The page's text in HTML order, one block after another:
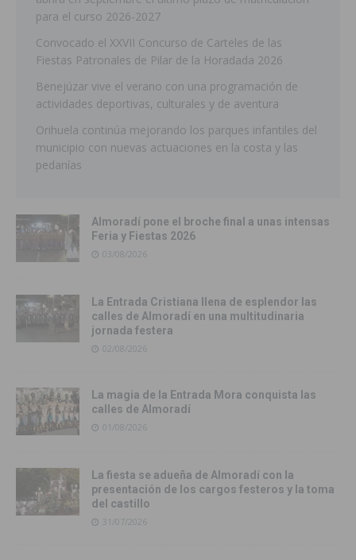
para el curso 2026-2027
Convocado el XXVII Concurso de Carteles de las
Fiestas Patronales de Pilar de la Horadada 2026
Benejúzar vive el verano con una programación de
actividades deportivas, culturales y de aventura
Orihuela continúa mejorando los parques infantiles del
municipio con nuevas actuaciones en la costa y las
pedanías
Almoradí pone el broche final a unas intensas
Feria y Fiestas 2026
03/08/2026
La Entrada Cristiana llena de esplendor las
calles de Almoradí en una multitudinaria
jornada festera
02/08/2026
La magia de la Entrada Mora conquista las
calles de Almoradí
01/08/2026
La fiesta se adueña de Almoradí con la
presentación de los cargos festeros y la toma
del castillo
31/07/2026